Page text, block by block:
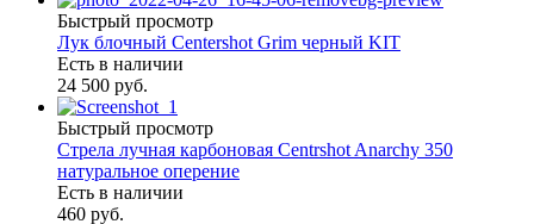
Быстрый просмотр
Лук блочный Centershot Grim черный KIT
Есть в наличии
24 500 руб.
Быстрый просмотр
Стрела лучная карбоновая Centrshot Anarchy 350
натуральное оперение
Есть в наличии
460 руб.